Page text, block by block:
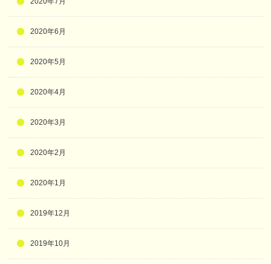
2020年6月
2020年5月
2020年4月
2020年3月
2020年2月
2020年1月
2019年12月
2019年10月